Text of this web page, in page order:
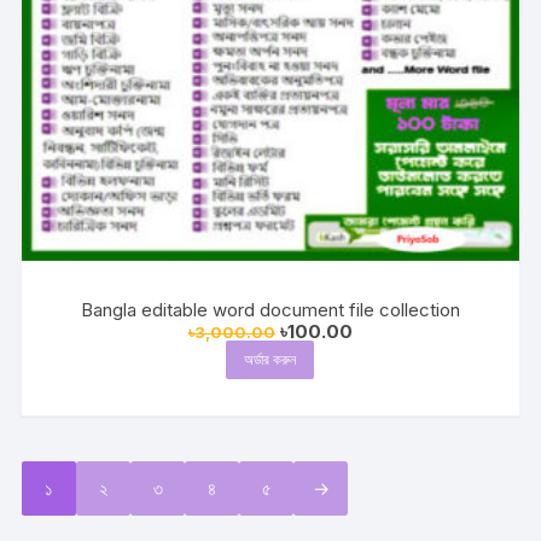
Bangla editable word document file collection
৳3,000.00 Original
price
was:
৳3,000.00.
৳100.00Current
অর্ডার করুন
১ ২ ৩ ৪ ৫ →